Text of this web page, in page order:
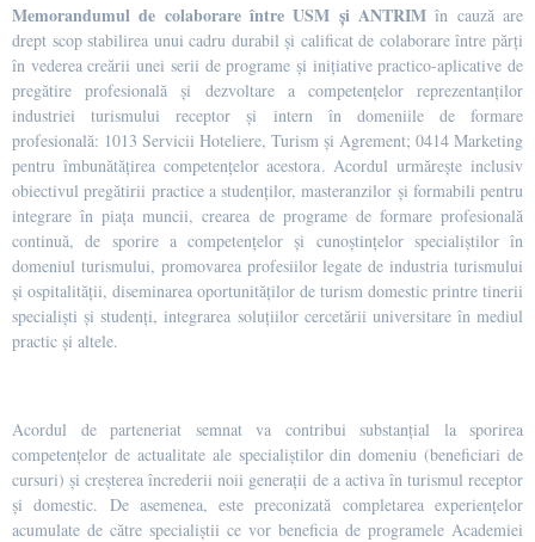
Memorandumul de colaborare între USM și ANTRIMîn cauză are
drept scop stabilirea unui cadru durabil și calificat de colaborare între părți
în vederea creării unei serii de programe și inițiative practico-aplicative de
pregătire profesională și dezvoltare a competențelor reprezentanților
industriei turismului receptor și intern în domeniile de formare
profesională: 1013 Servicii Hoteliere, Turism și Agrement; 0414 Marketing
pentru îmbunătățirea competențelor acestora. Acordul urmărește inclusiv
obiectivul pregătirii practice a studenților, masteranzilor și formabili pentru
integrare în piața muncii, crearea de programe de formare profesională
continuă, de sporire a competențelor și cunoștințelor specialiștilor în
domeniul turismului, promovarea profesiilor legate de industria turismului
și ospitalității, diseminarea oportunităților de turism domestic printre tinerii
specialiști și studenți, integrarea soluțiilor cercetării universitare în mediul
practic și altele.
Acordul de parteneriat semnat va contribui substanțial la sporirea
competențelor de actualitate ale specialiștilor din domeniu (beneficiari de
cursuri) și creșterea încrederii noii generații de a activa în turismul receptor
și domestic. De asemenea, este preconizată completarea experiențelor
acumulate de către specialiștii ce vor beneficia de programele Academiei